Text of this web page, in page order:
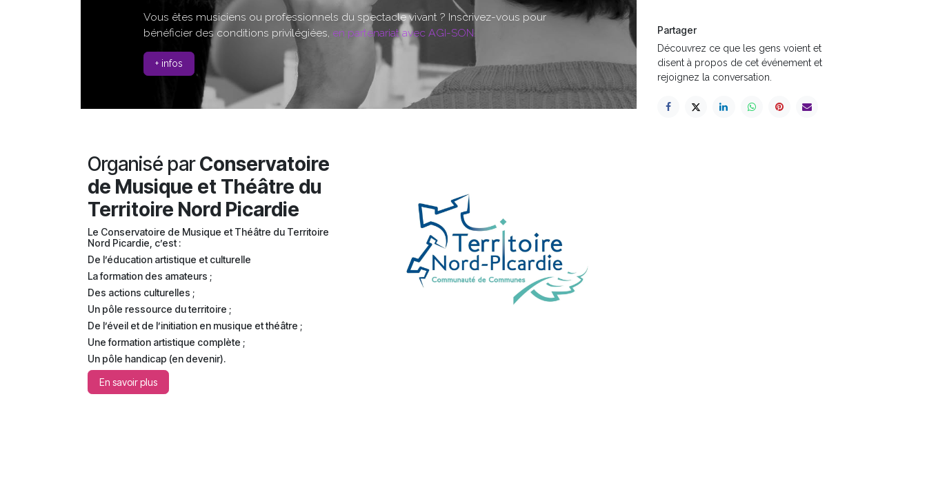
Vous êtes musiciens ou professionnels du spectacle vivant ? Inscrivez-vous pour
bénéficier des conditions privilégiées, en partenariat avec AGI-SON.
+ infos
Organisé parConservatoire
de Musique et Théâtre du
Territoire Nord Picardie
Le Conservatoire de Musique et Théâtre du Territoire
Nord Picardie, c’est :
De l’éducation artistique et culturelle
La formation des amateurs ;
Des actions culturelles ;
Un pôle ressource du territoire ;
De l’éveil et de l’initiation en musique et théâtre ;
Une formation artistique complète ;
Un pôle handicap (en devenir).
En savoir plus
Partager
Découvrez ce que les gens voient et
disent à propos de cet événement et
rejoignez la conversation.